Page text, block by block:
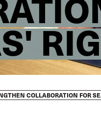
COLLABORATION FOR